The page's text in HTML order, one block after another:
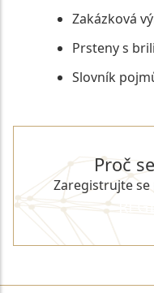
Zakázková
Prsteny s
Slovník
Proč
Zaregistrujte se